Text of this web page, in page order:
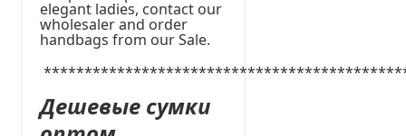
elegant ladies, contact our
wholesaler and order
handbags from our Sale.
Дешевые сумки